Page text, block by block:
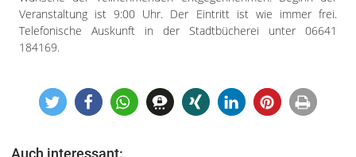
Veranstaltung ist 9:00 Uhr. Der Eintritt ist wie immer frei.
Telefonische Auskunft in der Stadtbücherei unter 06641
184169.